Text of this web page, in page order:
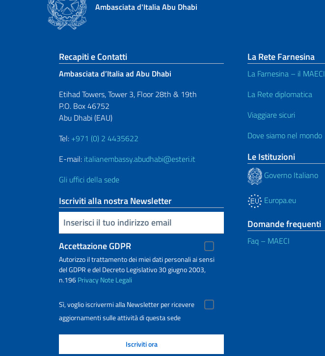
Ambasciata d'Italia Abu Dhabi
Sezione footer
Recapiti e Contatti
Ambasciata d’Italia ad Abu Dhabi
Etihad Towers, Tower 3, Floor 28th & 19th
P.O. Box 46752
Abu Dhabi (EAU)
Tel: +971 (0) 2 4435622
E-mail: italianembassy.abudhabi@esteri.it
Gli uffici della sede
Iscriviti alla nostra Newsletter
Inserisci la tua email
Accettazione GDPR
Autorizzo il trattamento dei miei dati personali ai sensi
del GDPR e del Decreto Legislativo 30 giugno 2003,
n.196PrivacyNote Legali
Sì, voglio iscrivermi alla Newsletter per ricevere
aggiornamenti sulle attività di questa sede
La Rete Farnesina
La Farnesina – il MAECI
La Rete diplomatica
Viaggiare sicuri
Dove siamo nel mondo
Le Istituzioni
Governo Italiano
Europa.eu
Domande frequenti
Faq – MAECI